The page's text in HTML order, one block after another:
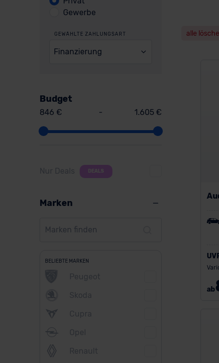
Gewerbe
GEWÄHLTE ZAHLUNGSART
Finanzierung
Budget
846 € - 1.605 €
Nur Deals DEALS
Marken
BELIEBTE MARKEN
Peugeot
Skoda
Cupra
Opel
Renault
alle
ab